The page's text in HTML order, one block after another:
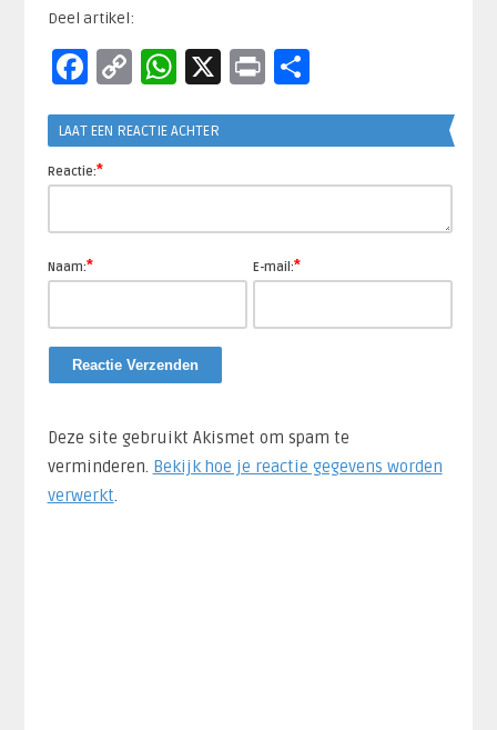
Deel artikel:
Facebook
CopyWhatsApp
X PrintDelen
LAAT EEN REACTIE ACHTER
Reactie:*
Naam:* E-mail:*
Deze site gebruikt Akismet om spam te
verminderen. Bekijk hoe je reactie gegevens worden
verwerkt.